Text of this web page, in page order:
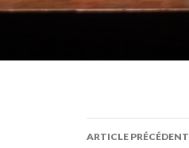
ARTICLE PRÉCÉDENT